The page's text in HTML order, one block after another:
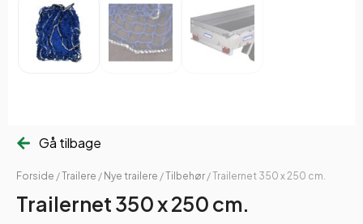
Gå tilbage
Forside /Trailere / Nye trailere /Tilbehør / Trailernet 350 x 250 cm.
Trailernet 350 x 250 cm.